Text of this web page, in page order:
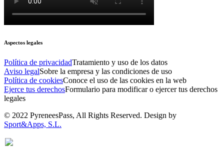
Aspectos legales
Política de privacidadTratamiento y uso de los datos
Aviso legalSobre la empresa y las condiciones de uso
Política de cookiesConoce el uso de las cookies en la web
Ejerce tus derechosFormulario para modificar o ejercer tus derechos
legales
© 2022 PyreneesPass, All Rights Reserved. Design by
Sport&Apps, S.L.